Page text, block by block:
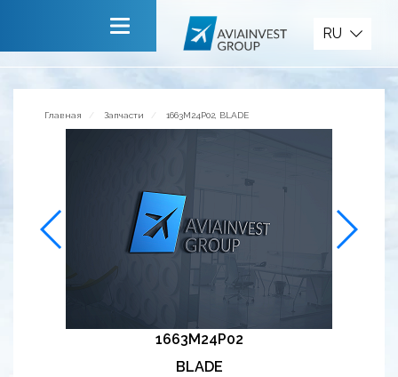
Сервисы
Обратная связь
RU
Главная Запчасти 1663M24P02, BLADE
1663M24P02
BLADE